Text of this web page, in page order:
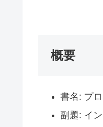
概要
書名: プ
副題: イ